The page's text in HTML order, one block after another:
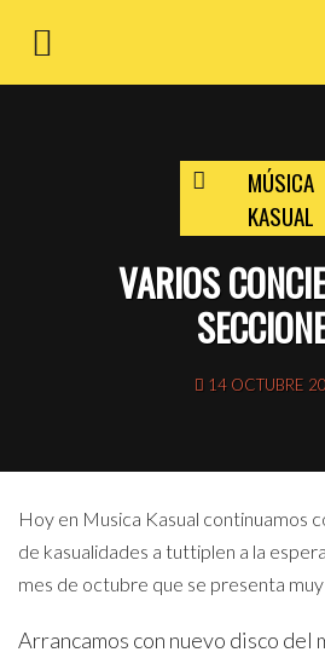
MÚSICA
KASUAL
VARIOS
14 OCTUBRE
Hoy en Musica Kasual continuamos
de kasualidades a tuttiplen a la
mes de octubre que se presenta
Arrancamos con nuevo disco del